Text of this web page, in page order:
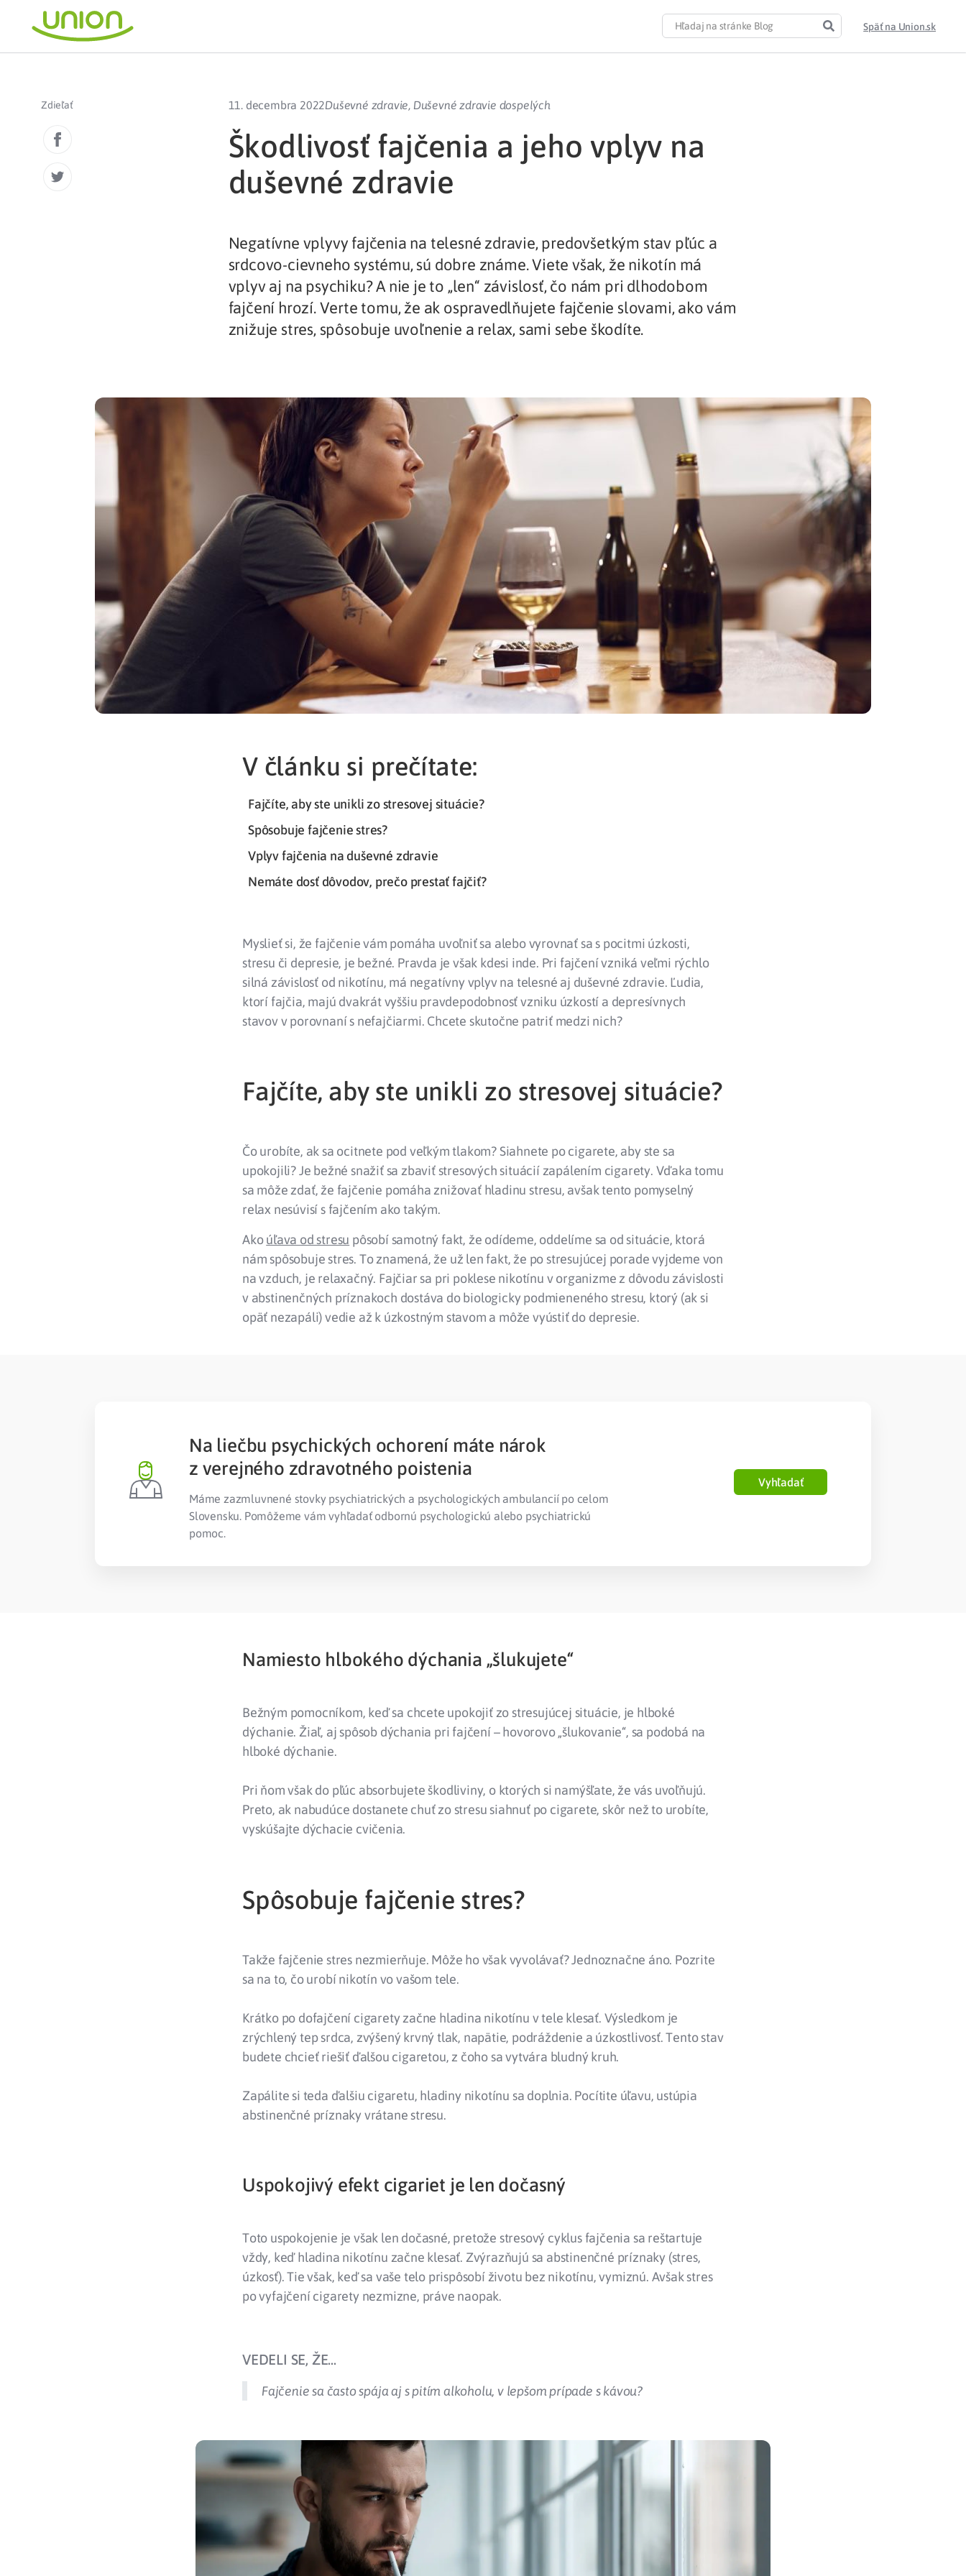
Späť na Union.sk
Zdieľať 11. decembra 2022Duševné zdravie, Duševné zdravie dospelých
Škodlivosť fajčenia a jeho vplyv na
duševné zdravie
Negatívne vplyvy fajčenia na telesné zdravie, predovšetkým stav pľúc a
srdcovo-cievneho systému, sú dobre známe. Viete však, že nikotín má
vplyv aj na psychiku? A nie je to „len“ závislosť, čo nám pri dlhodobom
fajčení hrozí. Verte tomu, že ak ospravedlňujete fajčenie slovami, ako vám
znižuje stres, spôsobuje uvoľnenie a relax, sami sebe škodíte.
V článku si prečítate:
Fajčíte, aby ste unikli zo stresovej situácie?
Spôsobuje fajčenie stres?
Vplyv fajčenia na duševné zdravie
Nemáte dosť dôvodov, prečo prestať fajčiť?
Myslieť si, že fajčenie vám pomáha uvoľniť sa alebo vyrovnať sa s pocitmi úzkosti,
stresu či depresie, je bežné. Pravda je však kdesi inde. Pri fajčení vzniká veľmi rýchlo
silná závislosť od nikotínu, má negatívny vplyv na telesné aj duševné zdravie. Ľudia,
ktorí fajčia, majú dvakrát vyššiu pravdepodobnosť vzniku úzkostí a depresívnych
stavov v porovnaní s nefajčiarmi. Chcete skutočne patriť medzi nich?
Fajčíte, aby ste unikli zo stresovej situácie?
Čo urobíte, ak sa ocitnete pod veľkým tlakom? Siahnete po cigarete, aby ste sa
upokojili? Je bežné snažiť sa zbaviť stresových situácií zapálením cigarety. Vďaka tomu
sa môže zdať, že fajčenie pomáha znižovať hladinu stresu, avšak tento pomyselný
relax nesúvisí s fajčením ako takým.
Akoúľava od stresu pôsobí samotný fakt, že odídeme, oddelíme sa od situácie, ktorá
nám spôsobuje stres. To znamená, že už len fakt, že po stresujúcej porade vyjdeme von
na vzduch, je relaxačný. Fajčiar sa pri poklese nikotínu v organizme z dôvodu závislosti
v abstinenčných príznakoch dostáva do biologicky podmieneného stresu, ktorý (ak si
opäť nezapáli) vedie až k úzkostným stavom a môže vyústiť do depresie.
Na liečbu psychických ochorení máte nárok
z verejného zdravotného poistenia
Máme zazmluvnené stovky psychiatrických a psychologických ambulancií po celom
Slovensku. Pomôžeme vám vyhľadať odbornú psychologickú alebo psychiatrickú
pomoc.
Vyhľadať
Namiesto hlbokého dýchania „šlukujete“
Bežným pomocníkom, keď sa chcete upokojiť zo stresujúcej situácie, je hlboké
dýchanie. Žiaľ, aj spôsob dýchania pri fajčení – hovorovo „šlukovanie“, sa podobá na
hlboké dýchanie.
Pri ňom však do pľúc absorbujete škodliviny, o ktorých si namýšľate, že vás uvoľňujú.
Preto, ak nabudúce dostanete chuť zo stresu siahnuť po cigarete, skôr než to urobíte,
vyskúšajte dýchacie cvičenia.
Spôsobuje fajčenie stres?
Takže fajčenie stres nezmierňuje. Môže ho však vyvolávať? Jednoznačne áno. Pozrite
sa na to, čo urobí nikotín vo vašom tele.
Krátko po dofajčení cigarety začne hladina nikotínu v tele klesať. Výsledkom je
zrýchlený tep srdca, zvýšený krvný tlak, napätie, podráždenie a úzkostlivosť. Tento stav
budete chcieť riešiť ďalšou cigaretou, z čoho sa vytvára bludný kruh.
Zapálite si teda ďalšiu cigaretu, hladiny nikotínu sa doplnia. Pocítite úľavu, ustúpia
abstinenčné príznaky vrátane stresu.
Uspokojivý efekt cigariet je len dočasný
Toto uspokojenie je však len dočasné, pretože stresový cyklus fajčenia sa reštartuje
vždy, keď hladina nikotínu začne klesať. Zvýrazňujú sa abstinenčné príznaky (stres,
úzkosť). Tie však, keď sa vaše telo prispôsobí životu bez nikotínu, vymiznú. Avšak stres
po vyfajčení cigarety nezmizne, práve naopak.
VEDELI SE, ŽE...
Fajčenie sa často spája aj s pitím alkoholu, v lepšom prípade s kávou?